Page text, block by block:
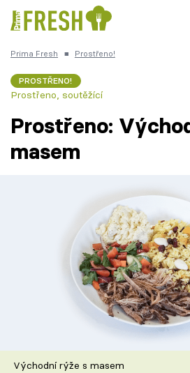
Česká kuchyně
TV Program
Škola vaření
Recepty z TV
Prima Fresh ■ Prostřeno!
PROSTŘENO!
Prostřeno, soutěžící
Prostřeno:
masem
Východní rýže s masem